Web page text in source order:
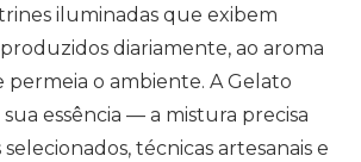
iluminadas que exibem
diariamente, ao aroma
o ambiente. A Gelato
essência — a mistura precisa
técnicas artesanais e